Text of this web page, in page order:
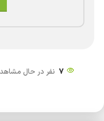
7 نفر در حال